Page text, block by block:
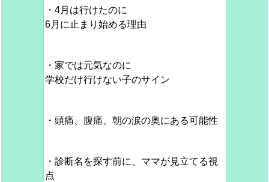
・4月は行けたのに
6月に止まり始める理由
・家では元気なのに
学校だけ行けない子のサイン
・頭痛、腹痛、朝の涙の奥にある可能性
・診断名を探す前に、ママが見立てる視
点